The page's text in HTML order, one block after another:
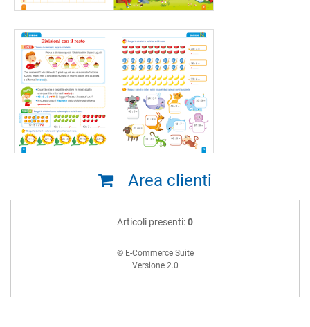
Area clienti
Articoli presenti:0
© E-Commerce Suite
Versione 2.0